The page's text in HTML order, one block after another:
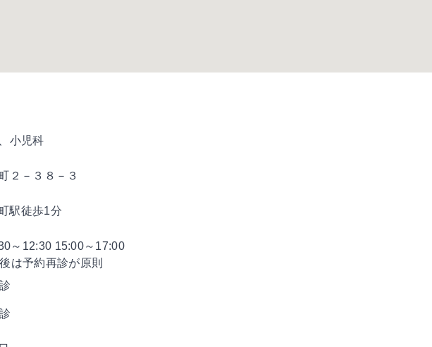
小児科
２－３８－３
駅徒歩1分
～12:30 15:00～17:00
は予約再診が原則